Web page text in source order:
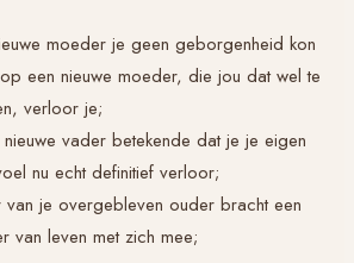
moeder je geen geborgenheid kon
een nieuwe moeder, die jou dat wel te
verloor je;
vader betekende dat je je eigen
nu echt definitief verloor;
van je overgebleven ouder bracht een
van leven met zich mee;